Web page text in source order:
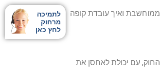
ואיך עובדת קופה
עם יכולת לאחסן את
לתמיכה
מרחוק
לחץ כאן